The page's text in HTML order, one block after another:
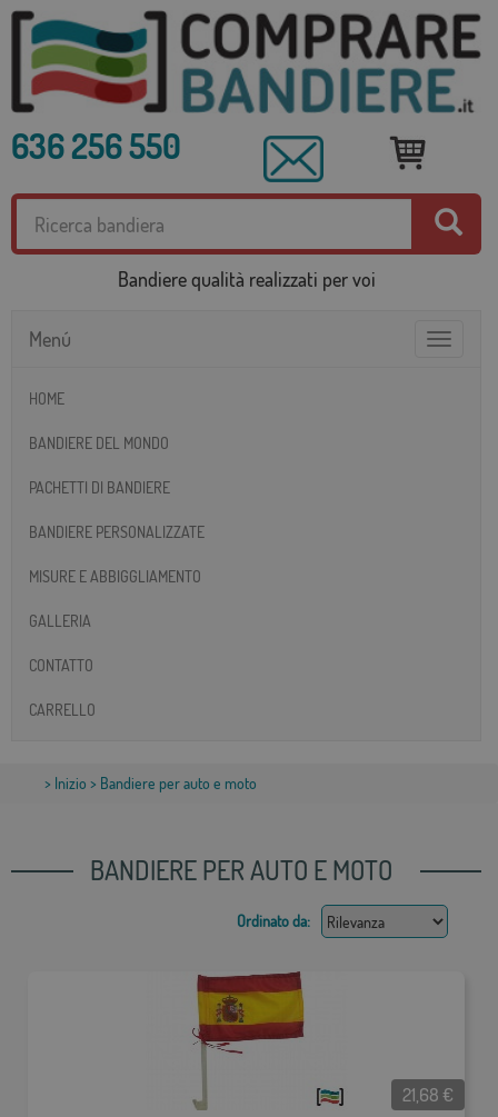
636 256 550
Bandiere qualità realizzati per voi
Toggle
Menú
HOME
BANDIERE DEL MONDO
PACHETTI DI BANDIERE
BANDIERE PERSONALIZZATE
MISURE E ABBIGGLIAMENTO
GALLERIA
CONTATTO
CARRELLO
> Inizio > Bandiere per auto e moto
BANDIERE PER AUTO E MOTO
Ordinato da:
21,68 €